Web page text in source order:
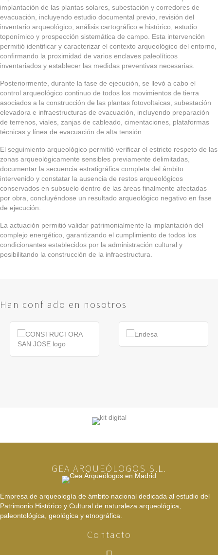
implantación de las plantas solares, subestación y corredores de
evacuación, incluyendo estudio documental previo, revisión del
inventario arqueológico, análisis cartográfico e histórico, estudio
toponímico y prospección sistemática de campo. Esta intervención
permitió identificar y caracterizar el contexto arqueológico del entorno,
confirmando la proximidad de varios enclaves paleolíticos
inventariados y establecer las medidas preventivas necesarias.
Posteriormente, durante la fase de ejecución, se llevó a cabo el
control arqueológico continuo de todos los movimientos de tierra
asociados a la construcción de las plantas fotovoltaicas, subestación
elevadora e infraestructuras de evacuación, incluyendo preparación
de terrenos, viales, zanjas de cableado, cimentaciones, plataformas
técnicas y línea de evacuación de alta tensión.
El seguimiento arqueológico permitió verificar el estricto respeto de las
zonas arqueológicamente sensibles previamente delimitadas,
documentar la secuencia estratigráfica completa del ámbito
intervenido y constatar la ausencia de restos arqueológicos
conservados en subsuelo dentro de las áreas finalmente afectadas
por obra , concluyéndose un resultado arqueológico negativo en fase
de ejecución.
La actuación permitió validar patrimonialmente la implantación del
complejo energético , garantizando el cumplimiento de todos los
condicionantes establecidos por la administración cultural y
posibilitando la construcción de la infraestructura.
Han confiado en nosotros
GEA ARQUEÓLOGOS S.L.
Empresa de arqueología de ámbito nacional dedicada al estudio del
Patrimonio Histórico y Cultural de naturaleza arqueológica,
paleontológica, geológica y etnográfica.
Contacto